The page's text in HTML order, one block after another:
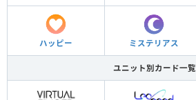
ハッピー ミステリアス
ユニット別カード一覧